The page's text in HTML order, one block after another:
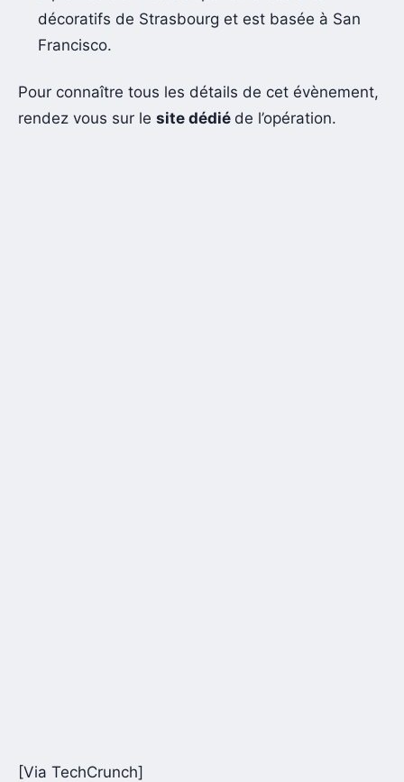
décoratifs de Strasbourg et est basée à San
Francisco.
Pour connaître tous les détails de cet évènement,
rendez vous sur le site dédié de l’opération.
[Via TechCrunch]